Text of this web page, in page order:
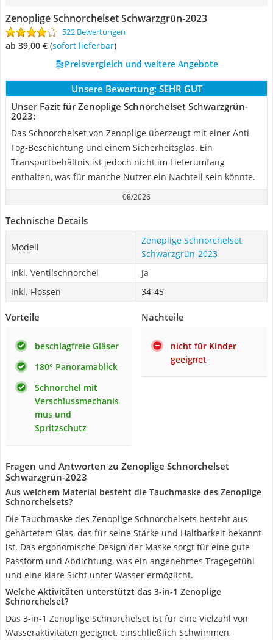
Zenoplige Schnorchelset Schwarzgrün-2023
522 Bewertungen
ab 39,00 € ( Sofort lieferbar)
Preisvergleich und weitere Angebote
Unsere Bewertung: SEHR GUT
Unser Fazit für Zenoplige Schnorchelset Schwarzgrün-
2023:
Das Schnorchelset von Zenoplige überzeugt mit einer Anti-
Fog-Beschichtung und einem Sicherheitsglas. Ein
Transportbehältnis ist jedoch nicht im Lieferumfang
enthalten, was für manche Nutzer ein Nachteil sein könnte.
08/2026
Technische Details
Modell
Zenoplige Schnorchelset
Schwarzgrün-2023
Inkl. Ventilschnorchel
Ja
Inkl. Flossen
34-45
Vorteile
beschlagfreie Gläser
180° Panoramablick
Schnorchel mit
Verschlussmechanis
mus und
Spritzschutz
Nachteile
nicht für Kinder
geeignet
Fragen und Antworten zu Zenoplige Schnorchelset
Schwarzgrün-2023
Aus welchem Material besteht die Tauchmaske des Zenoplige
Schnorchelsets?
Die Tauchmaske des Zenoplige Schnorchelsets besteht aus
gehärtetem Glas, das für seine Stärke und Haltbarkeit bekannt
ist. Das ergonomische Design der Maske sorgt für eine gute
Passform und Abdichtung, was ein angenehmes Tragegefühl
und eine klare Sicht unter Wasser ermöglicht.
Welche Aktivitäten unterstützt das 3-in-1 Zenoplige
Schnorchelset?
Das 3-in-1 Zenoplige Schnorchelset ist für eine Vielzahl von
Wasseraktivitäten geeignet, einschließlich Schwimmen,